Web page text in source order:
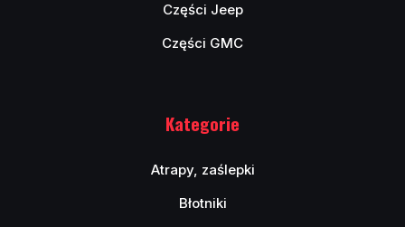
Części Jeep
Części GMC
Kategorie
Atrapy, zaślepki
Błotniki